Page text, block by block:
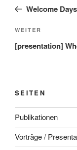
BeitragWelcome
Nächster
Beitrag
WEITER
[presentation]
SEITEN
Publikationen
Vorträge /